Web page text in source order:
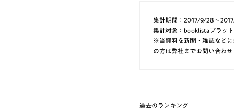
集計期間：2017/9/28～
集計対象：booklistaプラッ
※当資料を新聞・雑誌などに
の方は弊社までお問い合わせ
過去のランキング